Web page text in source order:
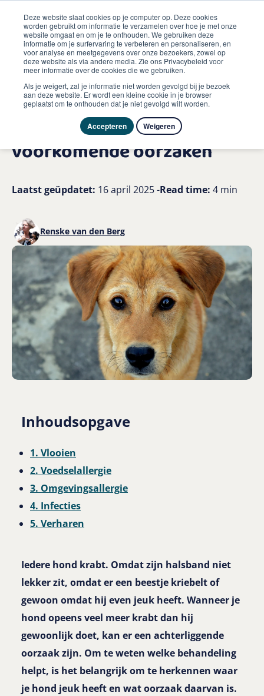
Deze website slaat cookies op je computer op. Deze cookies
worden gebruikt om informatie te verzamelen over hoe je met onze
website omgaat en om je te onthouden. We gebruiken deze
informatie om je surfervaring te verbeteren en personaliseren, en
voor analyse en meetgegevens over onze bezoekers, zowel op
deze website als via andere media. Zie ons Privacybeleid voor
meer informatie over de cookies die we gebruiken.
Als je weigert, zal je informatie niet worden gevolgd bij je bezoek
aan deze website. Er wordt een kleine cookie in je browser
geplaatst om te onthouden dat je niet gevolgd wilt worden.
Accepteren Weigeren
Hond
Mijn hond krabt veel de vijf meest voorkomende oorzaken
Waarom krabt mijn hond
veel? Ontdek de vijf meest
voorkomende oorzaken
Laatst geüpdatet: 16 april 2025 -Read time: 4 min
Renske van den Berg
Inhoudsopgave
1. Vlooien
2. Voedselallergie
3. Omgevingsallergie
4. Infecties
5. Verharen
Iedere hond krabt. Omdat zijn halsband niet
lekker zit, omdat er een beestje kriebelt of
gewoon omdat hij even jeuk heeft. Wanneer je
hond opeens veel meer krabt dan hij
gewoonlijk doet, kan er een achterliggende
oorzaak zijn. Om te weten welke behandeling
helpt, is het belangrijk om te herkennen waar
je hond jeuk heeft en wat oorzaak daarvan is.